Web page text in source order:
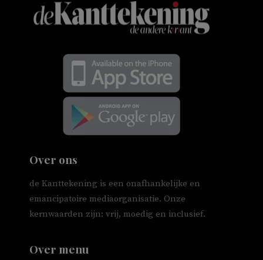
Over ons
de Kanttekening is een onafhankelijke en
emancipatoire mediaorganisatie. Onze
kernwaarden zijn: vrij, moedig en inclusief.
Over menu